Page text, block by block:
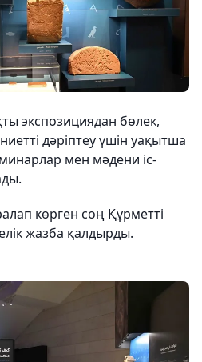
экспозициядан бөлек,
дәріптеу үшін уақытша
мен мәдени іс-
көрген соң Құрметті
жазба қалдырды.